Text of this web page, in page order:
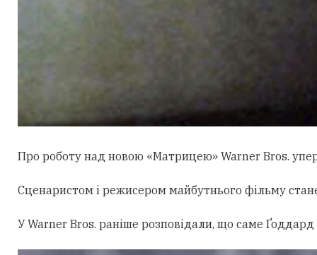
Про роботу над новою «Матрицею» Warner Bros.
Сценаристом і режисером майбутнього фільму
У Warner Bros. раніше розповідали, що саме